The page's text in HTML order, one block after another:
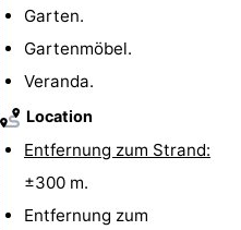
Garten.
Gartenmöbel.
Veranda.
Location
Entfernung zum Strand:
±300 m.
Entfernung zum